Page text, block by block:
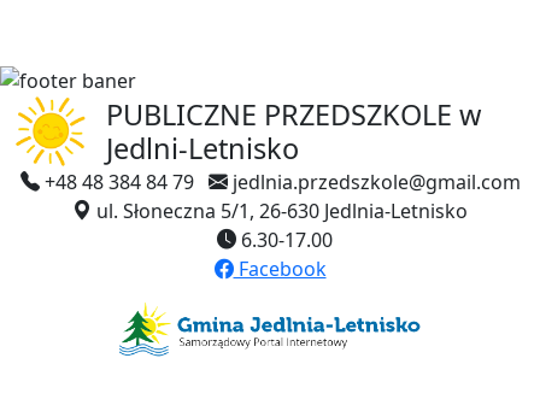
PUBLICZNE PRZEDSZKOLE w
Jedlni-Letnisko
+48 48 384 84 79
jedlnia.przedszkole@gmail.com
ul. Słoneczna 5/1, 26-630 Jedlnia-Letnisko
6.30-17.00
Facebook